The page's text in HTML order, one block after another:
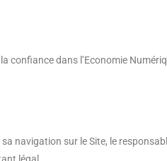
dans l’Economie
navigation sur le Site, le